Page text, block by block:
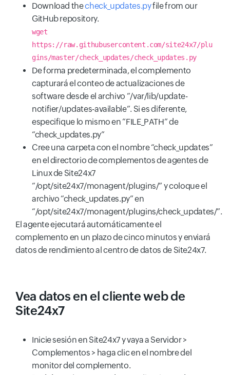
Download thecheck_updates.pyfile from our
GitHub repository.
wget
https://raw.githubusercontent.com/site24x7/plu
gins/master/check_updates/check_updates.py
De forma predeterminada, el complemento
capturará el conteo de actualizaciones de
software desde el archivo “/var/lib/update-
notifier/updates-available”. Si es diferente,
especifique lo mismo en “FILE_PATH” de
“check_updates.py”
Cree una carpeta con el nombre “check_updates”
en el directorio de complementos de agentes de
Linux de Site24x7
“/opt/site24x7/monagent/plugins/” y coloque el
archivo “check_updates.py” en
“/opt/site24x7/monagent/plugins/check_updates/”.
El agente ejecutará automáticamente el
complemento en un plazo de cinco minutos y enviará
datos de rendimiento al centro de datos de Site24x7.
Vea datos en el cliente web de
Site24x7
Inicie sesión en Site24x7 y vaya a Servidor >
Complementos > haga clic en el nombre del
monitor del complemento.